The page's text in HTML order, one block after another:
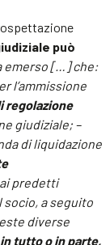
può
emerso […] che:
l’ammissione
regolazione
giudiziale; –
di liquidazione
predetti
a seguito
diverse
tutto o in parte,